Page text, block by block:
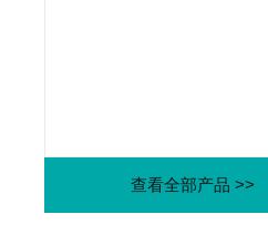
查看全部产品 >>